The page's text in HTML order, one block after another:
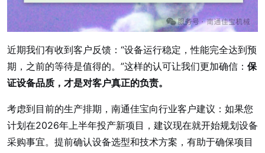
近期我们有收到客户反馈：“设备运行稳定，性能完全达到预
期，之前的等待是值得的。”这样的认可让我们更加确信： 保
证设备品质，才是对客户真正的负责。
考虑到目前的生产排期，南通佳宝向行业客户建议：如果您
计划在2026年上半年投产新项目，建议现在就开始规划设备
采购事宜。提前确认设备选型和技术方案，有助于确保项目